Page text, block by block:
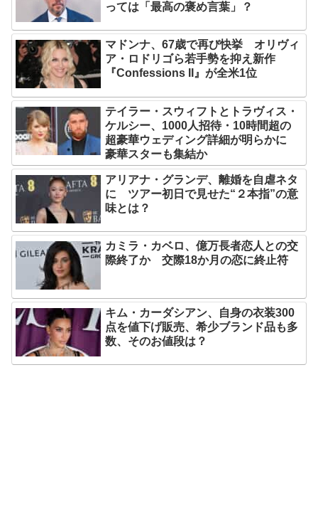
っては「最高の褒め言葉」？
マドンナ、67歳で再び快挙 オリヴィ
ア・ロドリゴら若手勢を抑え新作
『Confessions II』が全米1位
テイラー・スウィフトとトラヴィス・
ケルシー、1000人招待・10時間超の
超豪華ウェディング詳細が明らかに
豪華スターも集結か
アリアナ・グランデ、離婚を自虐ネタ
に ツアー初日で見せた“２本指”の意
味とは？
カミラ・カベロ、億万長者恋人との交
際終了か 交際18か月の恋に終止符
キム・カーダシアン、自身の衣装300
点を値下げ販売、希少ブランド品も多
数、そのお値段は？